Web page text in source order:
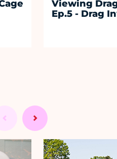
Viewing
Ep.5 - Drag